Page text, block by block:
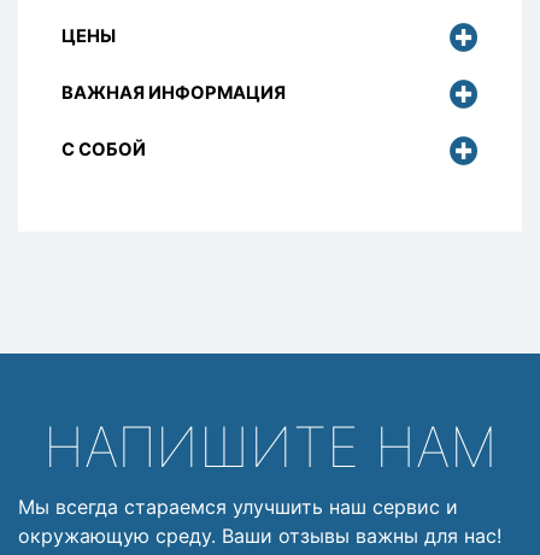
ЦЕНЫ
ВАЖНАЯ ИНФОРМАЦИЯ
С СОБОЙ
НАПИШИТЕ НАМ
Мы всегда стараемся улучшить наш сервис и
окружающую среду. Ваши отзывы важны для нас!